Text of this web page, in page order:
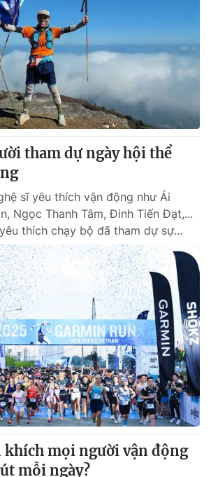
tham dự ngày hội thể
sĩ yêu thích vận động như Ái
Ngọc Thanh Tâm, Đinh Tiến Đạt,...
thích chạy bộ đã tham dự sự...
khích mọi người vận động
mỗi ngày?